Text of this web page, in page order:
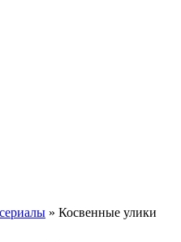
» Косвенные улики